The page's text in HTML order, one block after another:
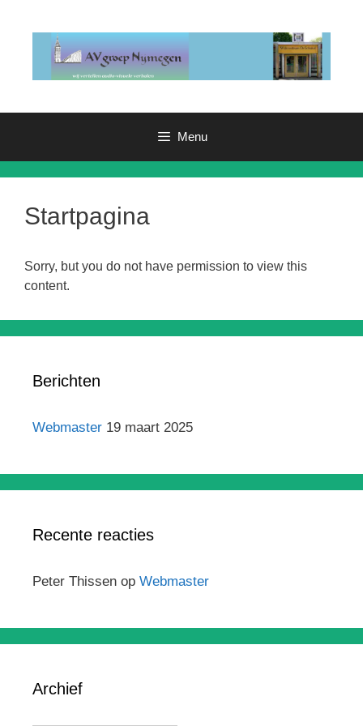
Menu
Startpagina
Sorry, but you do not have permission to view this
content.
Berichten
Webmaster 19 maart 2025
Recente reacties
Peter Thissen op Webmaster
Archief